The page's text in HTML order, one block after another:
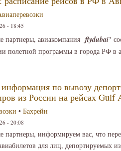
- 18:45
партнеры, авиакомпания flydubai’
полетной программы в города РФ в
по вывозу
из России на рейсах Gulf
• Бахрейн
- 20:08
партнеры, информируем вас, что
для лиц, депортируемых